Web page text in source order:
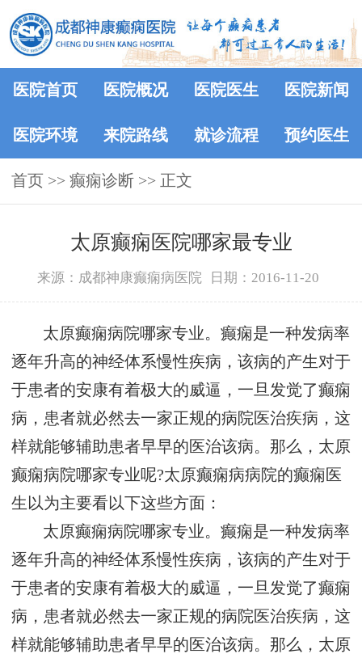
医院首页 医院概况 医院医生 医院新闻
医院环境 来院路线 就诊流程 预约医生
首页 >> 癫痫诊断 >> 正文
太原癫痫医院哪家最专业
来源：成都神康癫痫病医院 日期：2016-11-20
太原癫痫病院哪家专业。癫痫是一种发病率
逐年升高的神经体系慢性疾病，该病的产生对于
于患者的安康有着极大的威逼，一旦发觉了癫痫
病，患者就必然去一家正规的病院医治疾病，这
样就能够辅助患者早早的医治该病。那么，太原
癫痫病院哪家专业呢?太原癫痫病病院的癫痫医
生以为主要看以下这些方面：
太原癫痫病院哪家专业。癫痫是一种发病率
逐年升高的神经体系慢性疾病，该病的产生对于
于患者的安康有着极大的威逼，一旦发觉了癫痫
病，患者就必然去一家正规的病院医治疾病，这
样就能够辅助患者早早的医治该病。那么，太原